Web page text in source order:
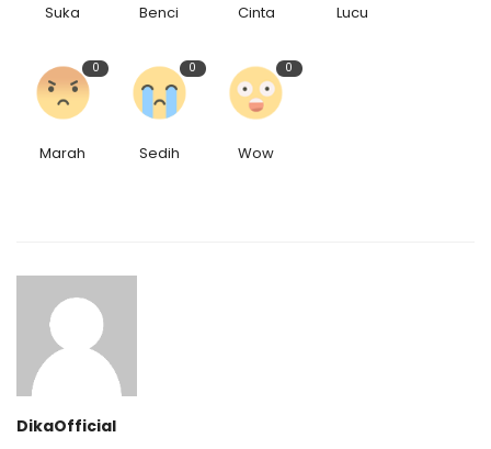
Suka Benci Cinta Lucu
0
Marah
0
Sedih
0
Wow
DikaOfficial